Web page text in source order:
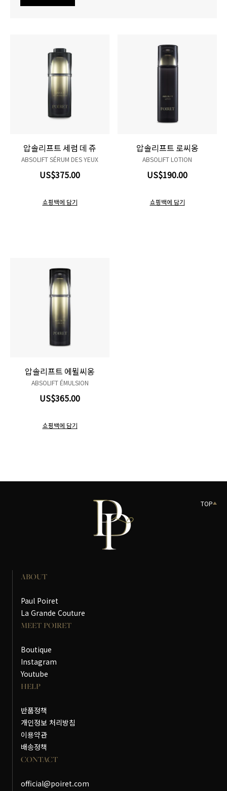
압솔리프트 세럼 데 쥬
ABSOLIFT SÉRUM DES YEUX
US$375.00
쇼핑백에 담기
압솔리프트 로씨옹
ABSOLIFT LOTION
US$190.00
쇼핑백에 담기
압솔리프트 에뮐씨옹
ABSOLIFT ÉMULSION
US$365.00
쇼핑백에 담기
ABOUT
Paul Poiret
La Grande Couture
MEET POIRET
Boutique
Instagram
Youtube
HELP
반품정책
개인정보 처리방침
이용약관
배송정책
CONTACT
official@poiret.com
TOP